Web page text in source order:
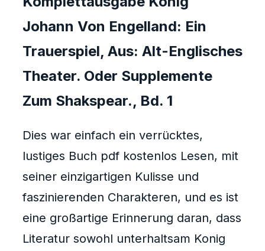
Johann Von Engelland: Ein
Trauerspiel, Aus: Alt-Englisches
Theater. Oder Supplemente
Zum Shakspear., Bd. 1
Dies war einfach ein verrücktes,
lustiges Buch pdf kostenlos Lesen, mit
seiner einzigartigen Kulisse und
faszinierenden Charakteren, und es ist
eine großartige Erinnerung daran, dass
Literatur sowohl unterhaltsam Konig